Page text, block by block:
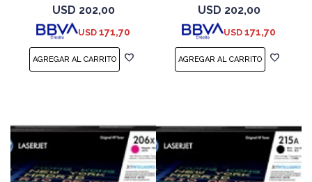
cartucho de tóner (W2111X) -
para Color LaserJet Pro M255,
M283, MFP M
USD 202,00
USD 171,70
cartucho de tóner (W2112X) -
para Color LaserJet Pro M255,
M283, M
USD 202,00
USD 171,70